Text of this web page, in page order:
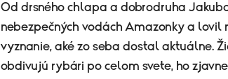
Od drsného chlapa a dobrodruha
nebezpečných vodách Amazonky a
vyznanie, aké zo seba dostal aktuálne.
obdivujú rybári po celom svete, ho